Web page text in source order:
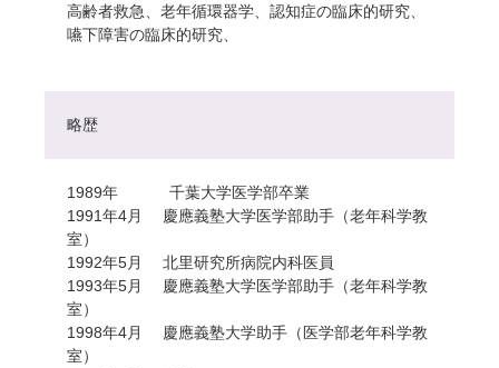
高齢者救急、老年循環器学、認知症の臨床的研究、
嚥下障害の臨床的研究、
略歴
1989年 千葉大学医学部卒業
1991年4月 慶應義塾大学医学部助手（老年科学教
室）
1992年5月 北里研究所病院内科医員
1993年5月 慶應義塾大学医学部助手（老年科学教
室）
1998年4月 慶應義塾大学助手（医学部老年科学教
室）